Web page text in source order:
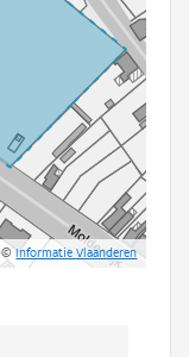
©Informatie Vlaanderen